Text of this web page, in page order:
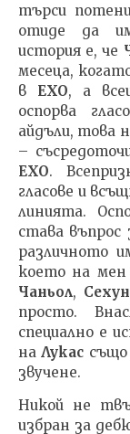
търси
отиде да
история е, че
месеца,
в EXO, a
оспорва
айдъли, това
–
EXO.
гласове и
линията.
става въпрос
различното
което на мен
Чаньол, Сехун
просто.
специално е
наЛукас също
звучене.
Никой не
избран за